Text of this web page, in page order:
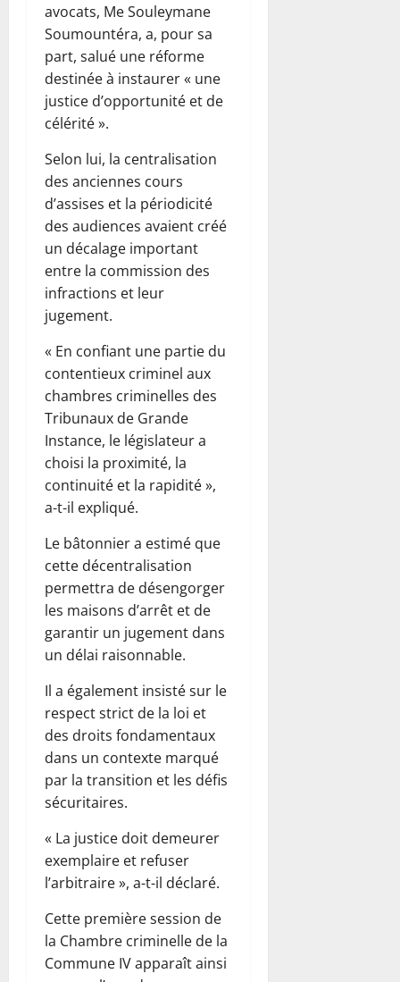
avocats, Me Souleymane
Soumountéra, a, pour sa
part, salué une réforme
destinée à instaurer « une
justice d’opportunité et de
célérité ».
Selon lui, la centralisation
des anciennes cours
d’assises et la périodicité
des audiences avaient créé
un décalage important
entre la commission des
infractions et leur
jugement.
« En confiant une partie du
contentieux criminel aux
chambres criminelles des
Tribunaux de Grande
Instance, le législateur a
choisi la proximité, la
continuité et la rapidité »,
a-t-il expliqué.
Le bâtonnier a estimé que
cette décentralisation
permettra de désengorger
les maisons d’arrêt et de
garantir un jugement dans
un délai raisonnable.
Il a également insisté sur le
respect strict de la loi et
des droits fondamentaux
dans un contexte marqué
par la transition et les défis
sécuritaires.
« La justice doit demeurer
exemplaire et refuser
l’arbitraire », a-t-il déclaré.
Cette première session de
la Chambre criminelle de la
Commune IV apparaît ainsi